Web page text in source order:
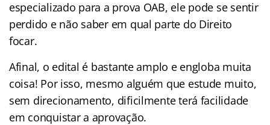
especializado para a prova OAB, ele pode se sentir
perdido e não saber em qual parte do Direito
focar.
Afinal, o edital é bastante amplo e engloba muita
coisa! Por isso, mesmo alguém que estude muito,
sem direcionamento, dificilmente terá facilidade
em conquistar a aprovação.